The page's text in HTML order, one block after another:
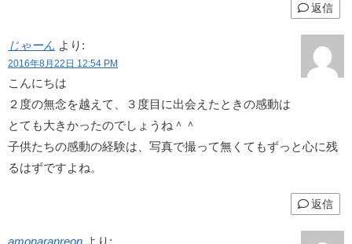
返信
じゃーん より:
2016年8月22日 12:54 PM
こんにちは
２度の無念を越えて、３度目に出会えたときの感動は
とても大きかったのでしょうね＾＾
子供たちの感動の経験は、写真で撮って無くてもずっと心に残
るはずですよね。
返信
amonaranreon より: